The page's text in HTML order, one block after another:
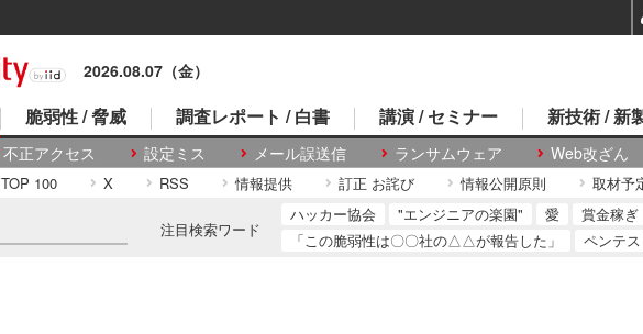
2026.08.07（金）
不正アクセス 設定ミス メール誤送信 ランサムウェア Web改ざん
脆弱性 / 脅威 調査レポート / 白書 講演 / セミナー 新技術 / 新
TOP 100 X RSS 情報提供 訂正 お詫び 情報公開原則 取材予
注目検索ワード
ハッカー協会 "エンジニアの楽園" 愛 賞金稼ぎ
「この脆弱性は〇〇社の△△が報告した」
ペンテ